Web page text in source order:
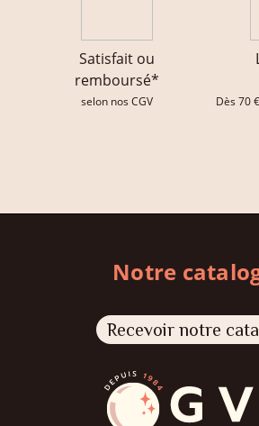
Satisfait ou
remboursé*
selon nos CGV Dès 70
Notre
Recevoir notre